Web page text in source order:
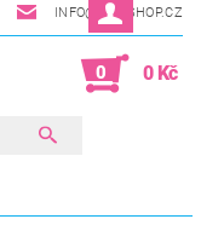
INFO@ERO-SHOP.CZ
0 0 Kč